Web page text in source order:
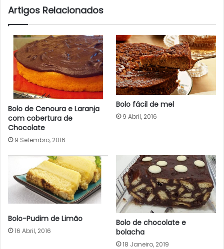
Artigos Relacionados
Bolo de Cenoura e Laranja
com cobertura de
Chocolate
9 Setembro, 2016
Bolo fácil de mel
9 Abril, 2016
Bolo-Pudim de Limão
16 Abril, 2016
Bolo de chocolate e
bolacha
18 Janeiro, 2019